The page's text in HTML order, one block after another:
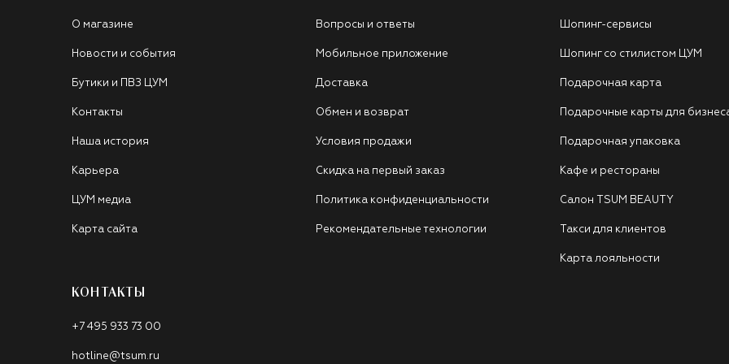
О магазине
Новости и события
Бутики и ПВЗ ЦУМ
Контакты
Наша история
Карьера
ЦУМ медиа
Карта сайта
Вопросы и ответы
Мобильное приложение
Доставка
Обмен и возврат
Условия продажи
Скидка на первый заказ
Политика конфиденциальности
Рекомендательные технологии
Шопинг-сервисы
Шопинг со стилистом ЦУМ
Подарочная карта
Подарочные карты для
Подарочная упаковка
Кафе и рестораны
Салон TSUM BEAUTY
Такси для клиентов
Карта лояльности
КОНТАКТЫ
+7 495 933 73 00
hotline@tsum.ru